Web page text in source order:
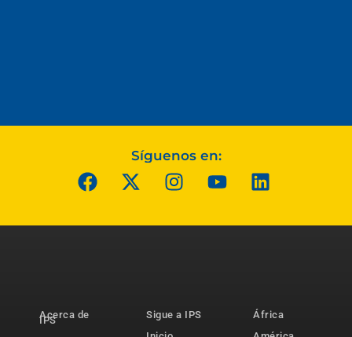
Síguenos en:
Acerca de
IPS
Sigue a IPS
África